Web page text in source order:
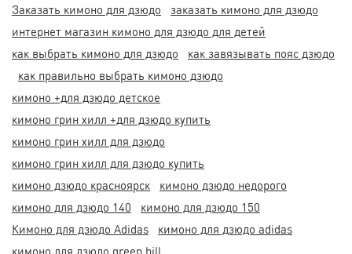
Заказать кимоно для дзюдо
заказать кимоно для дзюдо
интернет магазин кимоно для дзюдо для детей
как выбрать кимоно для дзюдо
как завязывать пояс дзюдо
как правильно выбрать кимоно дзюдо
кимоно +для дзюдо детское
кимоно грин хилл +для дзюдо купить
кимоно грин хилл для дзюдо
кимоно грин хилл для дзюдо купить
кимоно дзюдо красноярск
кимоно дзюдо недорого
кимоно для дзюдо 140
кимоно для дзюдо 150
Кимоно для дзюдо Adidas
кимоно для дзюдо adidas
кимоно для дзюдо green hill